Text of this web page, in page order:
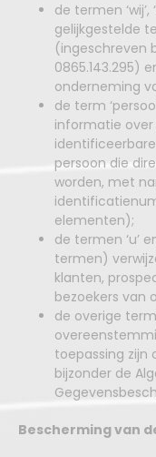
de termen ‘wij’,
gelijkgestelde
(ingeschreven
0865.143.295)
onderneming
de term
informatie
persoon die
worden, met
elementen);
de termen ‘u’
termen)
klanten,
bezoekers van
de overige
toepassing zijn
bijzonder de
Bescherming van